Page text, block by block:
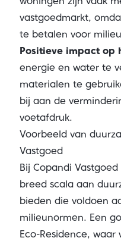
vastgoedmarkt,
te betalen voor
Positieve impact op
energie en water te
materialen te
bij aan de
voetafdruk.
Voorbeeld van
Vastgoed
Bij Copandi
breed scala aan
bieden die voldoen
milieunormen. Een
Eco-Residence,